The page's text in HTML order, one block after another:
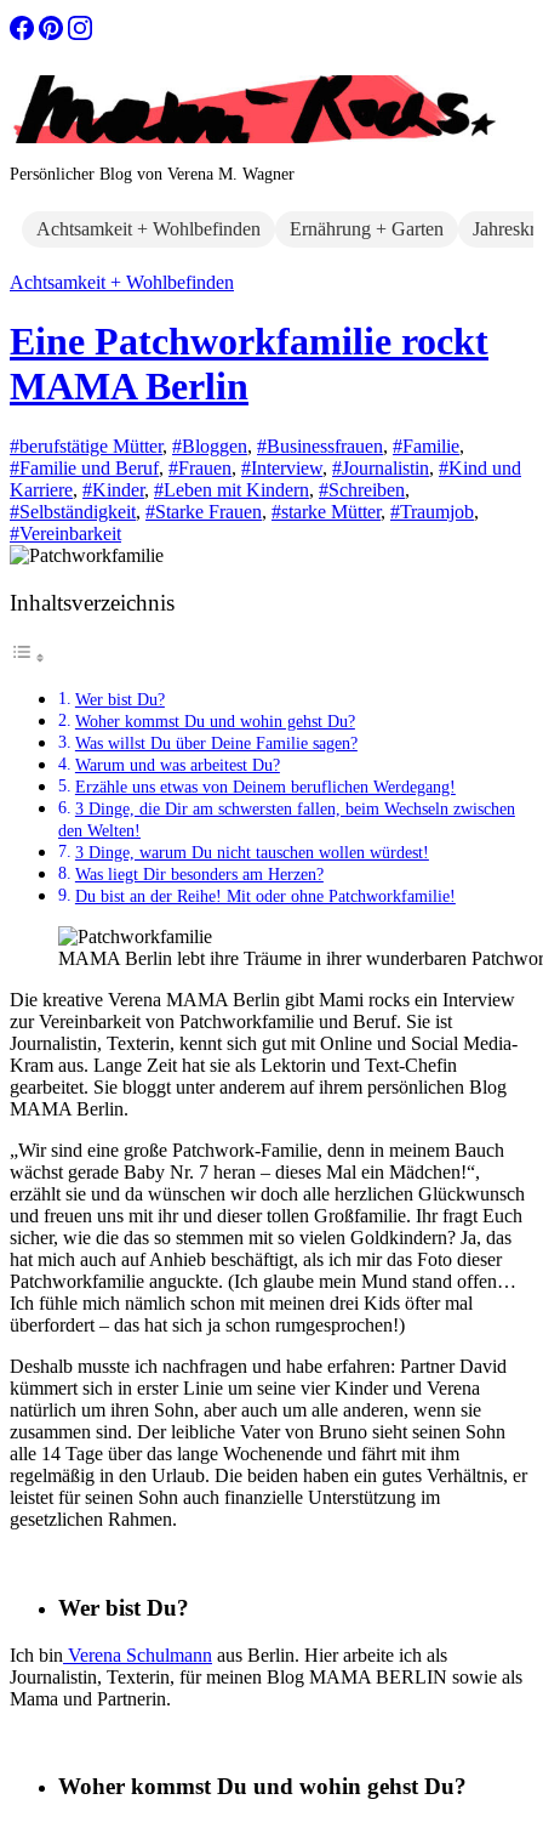
Zum
Inhalt
Persönlicher Blog von Verena M. Wagner
Achtsamkeit + Wohlbefinden Ernährung + Garten
Achtsamkeit + Wohlbefinden
Eine Patchworkfamilie rockt
MAMA Berlin
#berufstätige Mütter, #Bloggen, #Businessfrauen, #Familie,
#Familie und Beruf, #Frauen, #Interview, #Journalistin, #Kind und
Karriere, #Kinder, #Leben mit Kindern, #Schreiben,
#Selbständigkeit, #Starke Frauen, #starke Mütter, #Traumjob,
#Vereinbarkeit
Inhaltsverzeichnis
Wer bist Du?
Woher kommst Du und wohin gehst Du?
Was willst Du über Deine Familie sagen?
Warum und was arbeitest Du?
Erzähle uns etwas von Deinem beruflichen Werdegang!
3 Dinge, die Dir am schwersten fallen, beim Wechseln zwischen
den Welten!
3 Dinge, warum Du nicht tauschen wollen würdest!
Was liegt Dir besonders am Herzen?
Du bist an der Reihe! Mit oder ohne Patchworkfamilie!
MAMA Berlin lebt ihre Träume in ihrer wunderbaren
Die kreative Verena MAMA Berlin gibt Mami rocks ein Interview
zur Vereinbarkeit von Patchworkfamilie und Beruf. Sie ist
Journalistin, Texterin, kennt sich gut mit Online und Social Media-
Kram aus. Lange Zeit hat sie als Lektorin und Text-Chefin
gearbeitet. Sie bloggt unter anderem auf ihrem persönlichen Blog
MAMA Berlin.
„Wir sind eine große Patchwork-Familie, denn in meinem Bauch
wächst gerade Baby Nr. 7 heran – dieses Mal ein Mädchen!“,
erzählt sie und da wünschen wir doch alle herzlichen Glückwunsch
und freuen uns mit ihr und dieser tollen Großfamilie. Ihr fragt Euch
sicher, wie die das so stemmen mit so vielen Goldkindern? Ja, das
hat mich auch auf Anhieb beschäftigt, als ich mir das Foto dieser
Patchworkfamilie anguckte. (Ich glaube mein Mund stand offen…
Ich fühle mich nämlich schon mit meinen drei Kids öfter mal
überfordert – das hat sich ja schon rumgesprochen!)
Deshalb musste ich nachfragen und habe erfahren: Partner David
kümmert sich in erster Linie um seine vier Kinder und Verena
natürlich um ihren Sohn, aber auch um alle anderen, wenn sie
zusammen sind. Der leibliche Vater von Bruno sieht seinen Sohn
alle 14 Tage über das lange Wochenende und fährt mit ihm
regelmäßig in den Urlaub. Die beiden haben ein gutes Verhältnis, er
leistet für seinen Sohn auch finanzielle Unterstützung im
gesetzlichen Rahmen.
Wer bist Du?
Ich bin Verena Schulmann aus Berlin. Hier arbeite ich als
Journalistin, Texterin, für meinen Blog MAMA BERLIN sowie als
Mama und Partnerin.
Woher kommst Du und wohin gehst Du?